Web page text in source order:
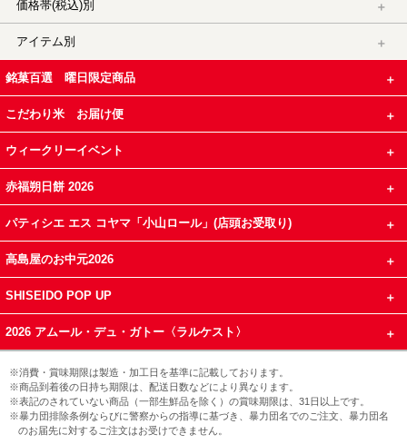
価格帯(税込)別
アイテム別
銘菓百選 曜日限定商品
こだわり米 お届け便
ウィークリーイベント
赤福朔日餅 2026
パティシエ エス コヤマ「小山ロール」(店頭お受取り)
高島屋のお中元2026
SHISEIDO POP UP
2026 アムール・デュ・ガトー〈ラルケスト〉
※消費・賞味期限は製造・加工日を基準に記載しております。
※商品到着後の日持ち期限は、配送日数などにより異なります。
※表記のされていない商品（一部生鮮品を除く）の賞味期限は、31日以上です。
※暴力団排除条例ならびに警察からの指導に基づき、暴力団名でのご注文、暴力団名
のお届先に対するご注文はお受けできません。